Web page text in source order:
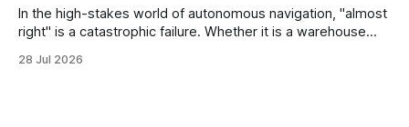
In the high-stakes world of autonomous navigation, "almost
right" is a catastrophic failure. Whether it is a warehouse
sophisticated delivery drone navigating urban canyons, the
28 Jul 2026